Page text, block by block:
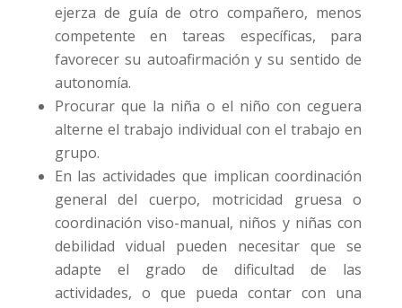
ejerza de guía de otro compañero, menos
competente en tareas específicas, para
favorecer su autoafirmación y su sentido de
autonomía.
Procurar que la niña o el niño con ceguera
alterne el trabajo individual con el trabajo en
grupo.
En las actividades que implican coordinación
general del cuerpo, motricidad gruesa o
coordinación viso-manual, niños y niñas con
debilidad vidual pueden necesitar que se
adapte el grado de dificultad de las
actividades, o que pueda contar con una